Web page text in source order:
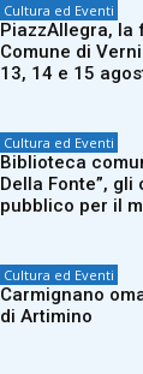
Cultura ed Eventi
PiazzAllegra, la
Comune di
13, 14 e 15
Cultura ed Eventi
Biblioteca
Della Fonte”,
pubblico per il
Cultura ed Eventi
Carmignano
di Artimino